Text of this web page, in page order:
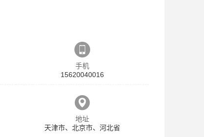
手机
15620040016
地址
天津市、北京市、河北省